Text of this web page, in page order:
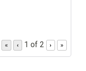
« ‹ 1 of 2 › »